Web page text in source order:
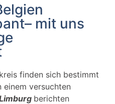
mit uns
finden sich bestimmt
einem versuchten
berichten